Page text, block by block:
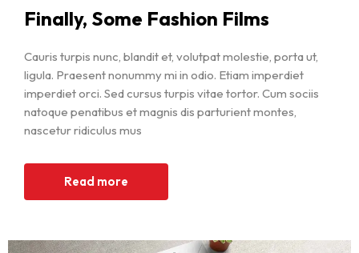
Finally, Some Fashion Films
Cauris turpis nunc, blandit et, volutpat molestie, porta ut,
ligula. Praesent nonummy mi in odio. Etiam imperdiet
imperdiet orci. Sed cursus turpis vitae tortor. Cum sociis
natoque penatibus et magnis dis parturient montes,
nascetur ridiculus mus
Read more